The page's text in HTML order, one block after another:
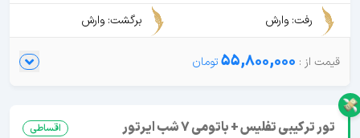
رفت: وارش
برگشت: وارش
55,800,000
تور ترکیبی تفلیس + باتومی 7 شب ایرتور اقساطی